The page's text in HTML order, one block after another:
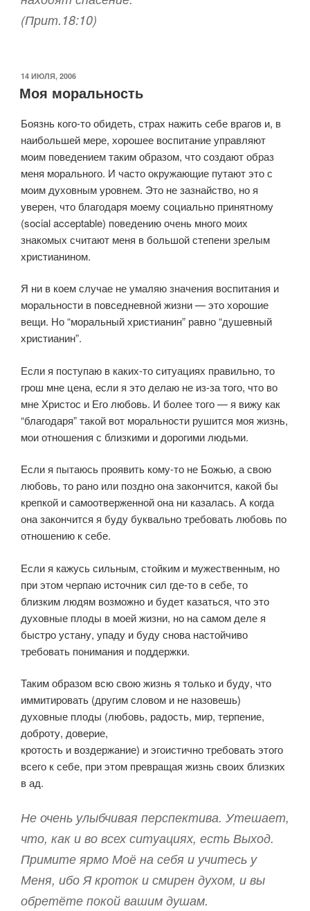
(Прит.18:10)
ОПУБЛИКОВАНО
14 ИЮЛЯ, 2006
Моя моральность
Боязнь кого-то обидеть, страх нажить себе врагов и, в
наибольшей мере, хорошее воспитание управляют
моим поведением таким образом, что создают образ
меня морального. И часто окружающие путают это с
моим духовным уровнем. Это не зазнайство, но я
уверен, что благодаря моему социально принятному
(social acceptable) поведению очень много моих
знакомых считают меня в большой степени зрелым
христианином.
Я ни в коем случае не умаляю значения воспитания и
моральности в повседневной жизни — это хорошие
вещи. Но “моральный христианин” равно “душевный
христианин”.
Если я поступаю в каких-то ситуациях правильно, то
грош мне цена, если я это делаю не из-за того, что во
мне Христос и Его любовь. И более того — я вижу как
“благодаря” такой вот моральности рушится моя жизнь,
мои отношения с близкими и дорогими людьми.
Если я пытаюсь проявить кому-то не Божью, а свою
любовь, то рано или поздно она закончится, какой бы
крепкой и самоотверженной она ни казалась. А когда
она закончится я буду буквально требовать любовь по
отношению к себе.
Если я кажусь сильным, стойким и мужественным, но
при этом черпаю источник сил где-то в себе, то
близким людям возможно и будет казаться, что это
духовные плоды в моей жизни, но на самом деле я
быстро устану, упаду и буду снова настойчиво
требовать понимания и поддержки.
Таким образом всю свою жизнь я только и буду, что
иммитировать (другим словом и не назовешь)
духовные плоды (любовь, радость, мир, терпение,
доброту, доверие,
кротость и воздержание) и эгоистично требовать этого
всего к себе, при этом превращая жизнь своих близких
в ад.
Не очень улыбчивая перспектива. Утешает,
что, как и во всех ситуациях, есть Выход.
Примите ярмо Моё на себя и учитесь у
Меня, ибо Я кроток и смирен духом, и вы
обретёте покой вашим душам.